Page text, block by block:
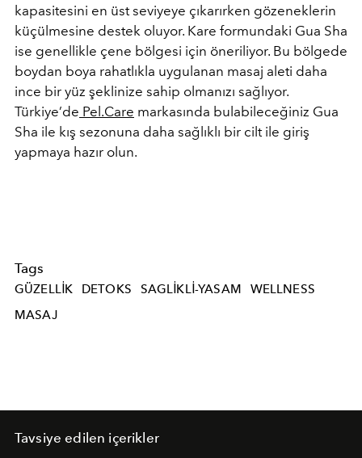
kapasitesini en üst seviyeye çıkarırken gözeneklerin
küçülmesine destek oluyor. Kare formundaki Gua Sha
ise genellikle çene bölgesi için öneriliyor. Bu bölgede
boydan boya rahatlıkla uygulanan masaj aleti daha
ince bir yüz şeklinize sahip olmanızı sağlıyor.
Türkiye’de Pel.Care markasında bulabileceğiniz Gua
Sha ile kış sezonuna daha sağlıklı bir cilt ile giriş
yapmaya hazır olun.
Tags
GÜZELLIK DETOKS SAGLIKLI-YASAM
WELLNESS
MASAJ
Tavsiye edilen içerikler